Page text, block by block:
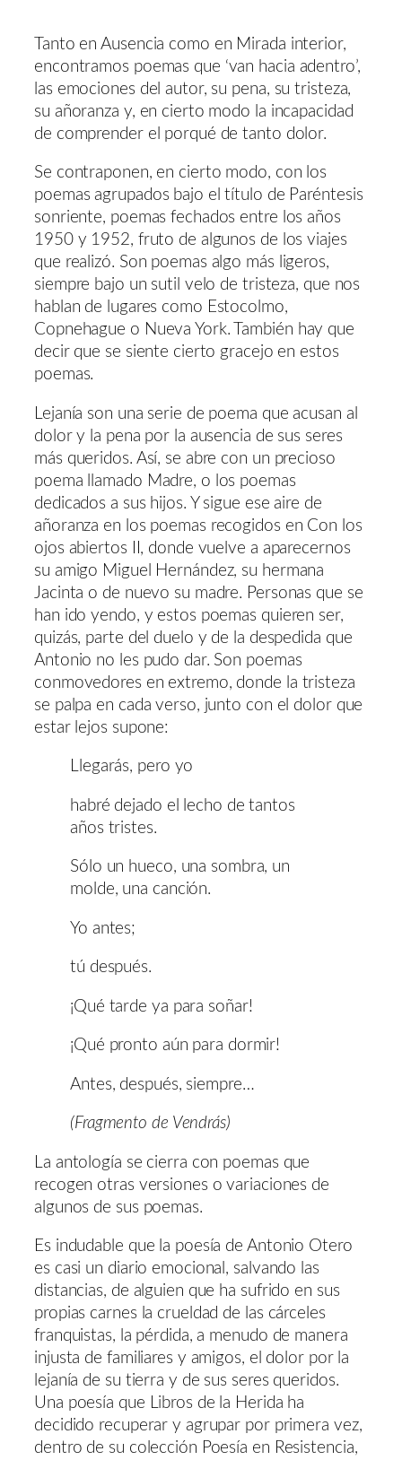
Tanto en Ausencia como en Mirada interior,
encontramos poemas que ‘van hacia adentro’,
las emociones del autor, su pena, su tristeza,
su añoranza y, en cierto modo la incapacidad
de comprender el porqué de tanto dolor.
Se contraponen, en cierto modo, con los
poemas agrupados bajo el título de Paréntesis
sonriente, poemas fechados entre los años
1950 y 1952, fruto de algunos de los viajes
que realizó. Son poemas algo más ligeros,
siempre bajo un sutil velo de tristeza, que nos
hablan de lugares como Estocolmo,
Copnehague o Nueva York. También hay que
decir que se siente cierto gracejo en estos
poemas.
Lejanía son una serie de poema que acusan al
dolor y la pena por la ausencia de sus seres
más queridos. Así, se abre con un precioso
poema llamado Madre, o los poemas
dedicados a sus hijos. Y sigue ese aire de
añoranza en los poemas recogidos en Con los
ojos abiertos II, donde vuelve a aparecernos
su amigo Miguel Hernández, su hermana
Jacinta o de nuevo su madre. Personas que se
han ido yendo, y estos poemas quieren ser,
quizás, parte del duelo y de la despedida que
Antonio no les pudo dar. Son poemas
conmovedores en extremo, donde la tristeza
se palpa en cada verso, junto con el dolor que
estar lejos supone:
Llegarás, pero yo
habré dejado el lecho de tantos
años tristes.
Sólo un hueco, una sombra, un
molde, una canción.
Yo antes;
tú después.
¡Qué tarde ya para soñar!
¡Qué pronto aún para dormir!
Antes, después, siempre…
(Fragmento de Vendrás)
La antología se cierra con poemas que
recogen otras versiones o variaciones de
algunos de sus poemas.
Es indudable que la poesía de Antonio Otero
es casi un diario emocional, salvando las
distancias, de alguien que ha sufrido en sus
propias carnes la crueldad de las cárceles
franquistas, la pérdida, a menudo de manera
injusta de familiares y amigos, el dolor por la
lejanía de su tierra y de sus seres queridos.
Una poesía que Libros de la Herida ha
decidido recuperar y agrupar por primera vez,
dentro de su colección Poesía en Resistencia,